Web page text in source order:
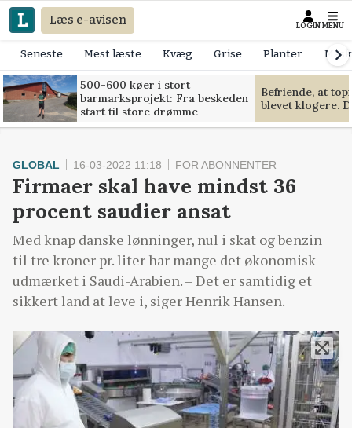
Læs e-avisen LOGIN MENU
Seneste Mest læste Kvæg Grise Planter
500-600 køer i stort
barmarksprojekt: Fra beskeden
start til store drømme
Befriende, at
blevet klogere.
GLOBAL 16-03-2022 11:18 FOR ABONNENTER
Firmaer skal have mindst 36
procent saudier ansat
Med knap danske lønninger, nul i skat og benzin
til tre kroner pr. liter har mange det økonomisk
udmærket i Saudi-Arabien. – Det er samtidig et
sikkert land at leve i, siger Henrik Hansen.